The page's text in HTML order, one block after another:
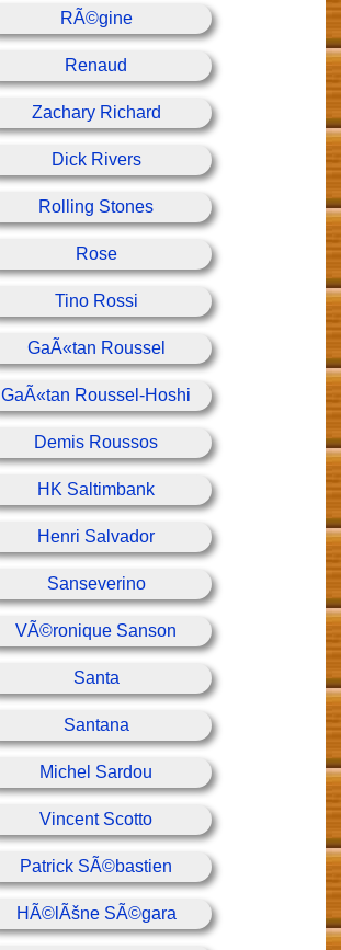
RÃ©gine
Renaud
Zachary Richard
Dick Rivers
Rolling Stones
Rose
Tino Rossi
GaÃ«tan Roussel
GaÃ«tan Roussel-Hoshi
Demis Roussos
HK Saltimbank
Henri Salvador
Sanseverino
VÃ©ronique Sanson
Santa
Santana
Michel Sardou
Vincent Scotto
Patrick SÃ©bastien
HÃ©lÃšne SÃ©gara